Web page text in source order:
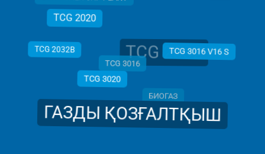
TCG 2020
TCG 2032
TCG 2032B
TCG 3016
TCG 3016 V16 S
TCG 3020
БИОГАЗ
ГАЗДЫ ҚОЗҒАЛТҚЫШ